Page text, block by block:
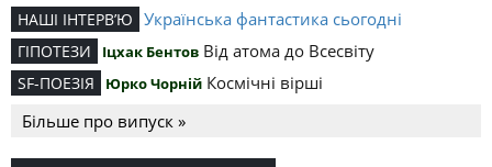
НАШІ ІНТЕРВ’Ю Українська фантастика сьогодні
ГІПОТЕЗИ Іцхак Бентов Від атома до Всесвіту
SF-ПОЕЗІЯ Юрко Чорній Космічні вірші
Більше про випуск »